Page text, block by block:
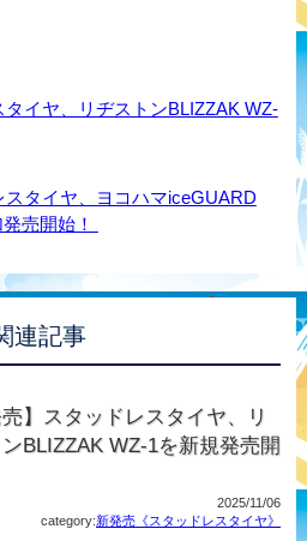
タイヤ、リヂストンBLIZZAK WZ-
スタイヤ、ヨコハマiceGUARD
売開始！
連記事
売】スタッドレスタイヤ、リ
BLIZZAK WZ-1を新規発売開
2025/11/06
category:新発売《スタッドレスタイヤ》